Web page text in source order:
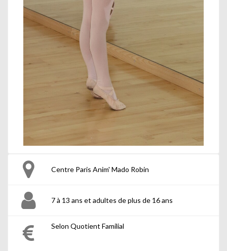
Centre Paris Anim' Mado Robin
7 à 13 ans et adultes de plus de 16 ans
Selon Quotient Familial